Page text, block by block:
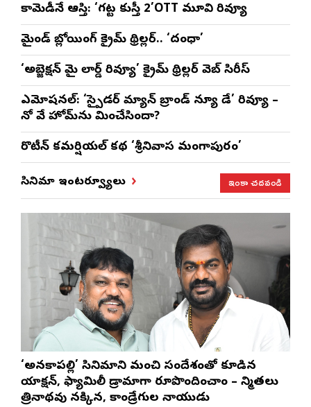
కామెడీనే ఆస్తి: ‘గట్ట కుస్తీ 2’OTT మూవి రివ్యూ
మైండ్ బ్లోయింగ్ క్రైమ్ థ్రిల్లర్.. ‘దంధా’
‘అబ్జెక్ష‌న్ మై లార్డ్ రివ్యూ’ క్రైమ్ థ్రిల్ల‌ర్ వెబ్ సిరీస్
ఎమోష‌న‌ల్‌: ‘స్పైడర్ మ్యాన్ బ్రాండ్ న్యూ డే’ రివ్యూ –
నో వే హోమ్‌ను మించేసిందా?
రొటీన్‌ కమర్షియల్‌ కథ ‘శ్రీనివాస మంగాపురం’
సినిమా ఇంటర్వ్యూలు ఇంకా చదవండి
‘అనకాపల్లి’ సినిమాని మంచి సందేశంతో కూడిన
యాక్షన్, ఫ్యామిలీ డ్రామాగా రూపొందించాం – నిర్మాతలు
త్రినాథరావు నక్కిన, కాండ్రేగుల నాయుడు